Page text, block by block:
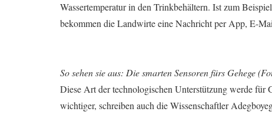
Wassertemperatur in den Trinkbehältern. Ist zum
bekommen die Landwirte eine Nachricht per App, E-
So sehen sie aus: Die smarten Sensoren fürs Gehege
Diese Art der technologischen Unterstützung werde
wichtiger, schreiben auch die Wissenschaftler